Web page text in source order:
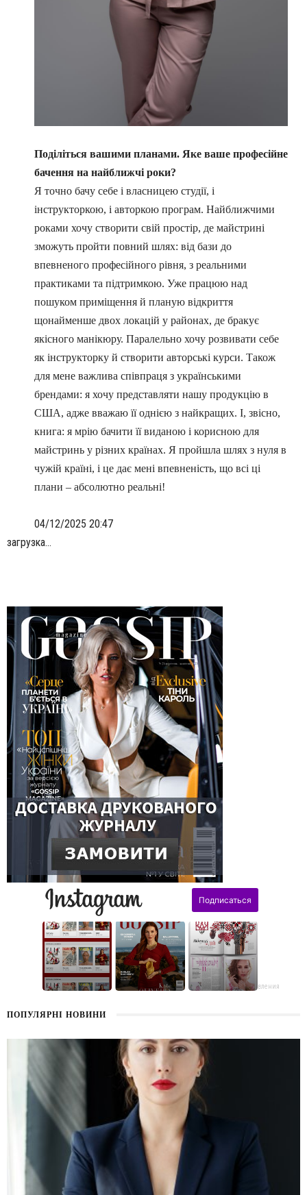
Поділіться вашими планами. Яке ваше професійне
бачення на найближчі роки?
Я точно бачу себе і власницею студії, і
інструкторкою, і авторкою програм. Найближчими
роками хочу створити свій простір, де майстрині
зможуть пройти повний шлях: від бази до
впевненого професійного рівня, з реальними
практиками та підтримкою. Уже працюю над
пошуком приміщення й планую відкриття
щонайменше двох локацій у районах, де бракує
якісного манікюру. Паралельно хочу розвивати себе
як інструкторку й створити авторські курси. Також
для мене важлива співпраця з українськими
брендами: я хочу представляти нашу продукцію в
США, адже вважаю її однією з найкращих. І, звісно,
книга: я мрію бачити її виданою і корисною для
майстринь у різних країнах. Я пройшла шлях з нуля в
чужій країні, і це дає мені впевненість, що всі ці
плани – абсолютно реальні!
04/12/2025 20:47
загрузка...
поздравления
ПОПУЛЯРНІ НОВИНИ